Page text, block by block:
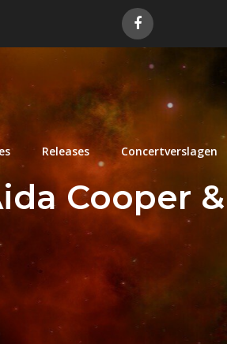
Releases Concertverslagen
Cooper